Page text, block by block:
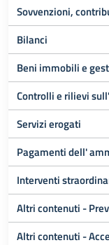
Sovvenzioni,
Bilanci
Beni immobili e
Controlli e rilievi
Servizi erogati
Pagamenti dell'
Interventi
Altri contenuti -
Altri contenuti -